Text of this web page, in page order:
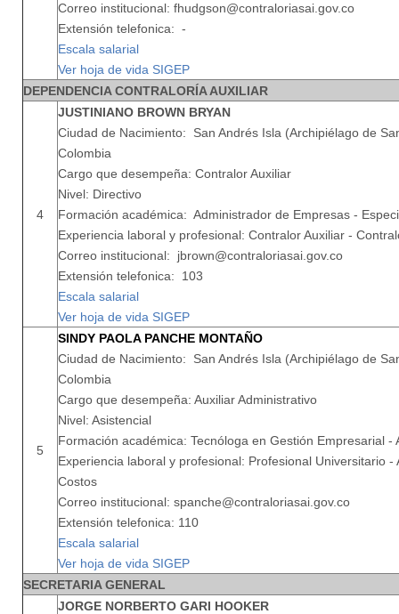
Correo institucional: fhudgson@contraloriasai.gov.co
Extensión telefonica: -
Escala salarial
Ver hoja de vida SIGEP
DEPENDENCIA CONTRALORÍA AUXILIAR
4
JUSTINIANO BROWN BRYAN
Ciudad de Nacimiento: San Andrés Isla (Archipiélago de
Colombia
Cargo que desempeña: Contralor Auxiliar
Nivel: Directivo
Formación académica: Administrador de Empresas -
Experiencia laboral y profesional: Contralor Auxiliar -
Correo institucional: jbrown@contraloriasai.gov.co
Extensión telefonica: 103
Escala salarial
Ver hoja de vida SIGEP
5
SINDY PAOLA PANCHE MONTAÑO
Ciudad de Nacimiento: San Andrés Isla (Archipiélago de
Colombia
Cargo que desempeña: Auxiliar Administrativo
Nivel: Asistencial
Formación académica: Tecnóloga en Gestión Empresarial -
Experiencia laboral y profesional: Profesional Universitario
Costos
Correo institucional: spanche@contraloriasai.gov.co
Extensión telefonica: 110
Escala salarial
Ver hoja de vida SIGEP
SECRETARIA GENERAL
JORGE NORBERTO GARI HOOKER